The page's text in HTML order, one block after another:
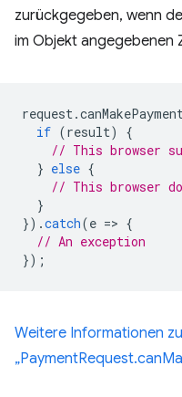
zurückgegeben, wenn
im Objekt angegebenen
request.
if (result)
{
// This browser
} else {
// This browser
}
}).catch(e => {
// An exception
});
Weitere Informationen zu